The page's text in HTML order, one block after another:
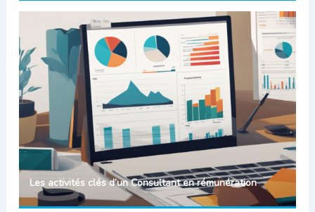
Les activités clés d’un Consultant en rémunération